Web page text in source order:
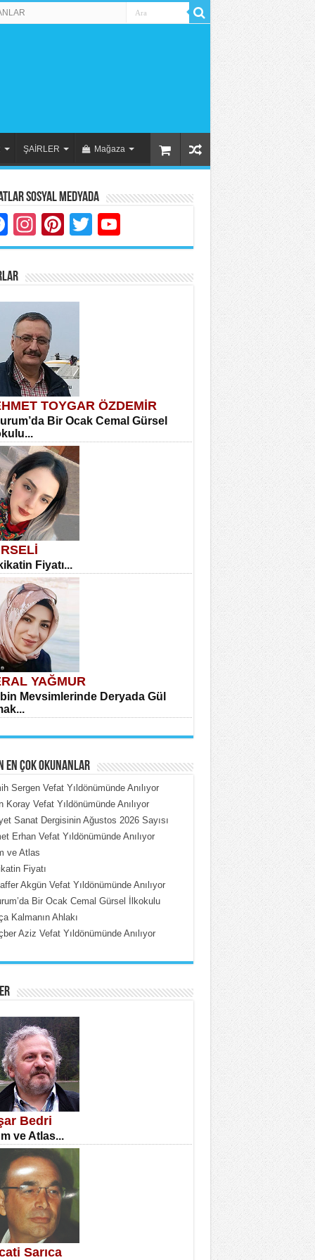
ŞAİRLER Mağaza
Sosyal Medyada
Facebook
Instagram
Pinterest
Twitter
TOYGAR ÖZDEMİR
Bir Ocak Cemal Gürsel
Fiyatı...
YAĞMUR
Mevsimlerinde Deryada Gül
ÇOBAN
Put Dışardaki Maskeler...
ÜMİT ÇETİNKAYA
DİLEK ARSLAN
Günü Mahkemesi...
EN ÇOK OKUNANLAR
Sergen Vefat Yıldönümünde Anılıyor
Koray Vefat Yıldönümünde Anılıyor
Sanat Dergisinin Ağustos 2026 Sayısı
Erhan Vefat Yıldönümünde Anılıyor
ve Atlas
Fiyatı
Akgün Vefat Yıldönümünde Anılıyor
Bir Ocak Cemal Gürsel İlkokulu
Kalmanın Ahlakı
Aziz Vefat Yıldönümünde Anılıyor
Bedri
ve Atlas...
Sarıca